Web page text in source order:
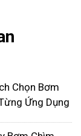
bơm hóa
Chọn Bơm
Ứng Dụng